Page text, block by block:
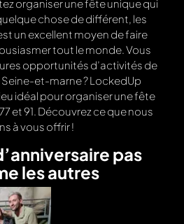
organiser une fête unique qui
chose de différent, les
un excellent moyen de faire
tout le monde. Vous
opportunités d’activités de
et-marne ? LockedUp
idéal pour organiser une fête
et 91. Découvrez ce que nous
à vous offrir !
pas
les autres